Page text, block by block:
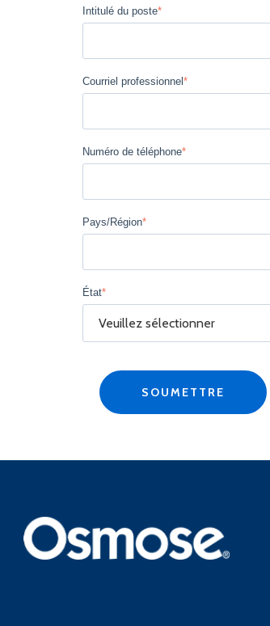
Intitulé du poste*
Courriel professionnel *
Numéro de téléphone*
Pays/Région*
État*